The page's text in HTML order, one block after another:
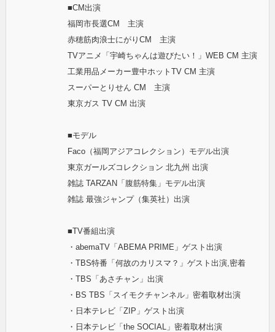
■CM出演
福岡市長選CM 主演
赤穂筋肉浪士にがりCM 主演
TVアニメ「宇崎ちゃんは遊びたい！」WEB CM 主演
工業用品メーカー豊中ホットTV CM 主演
スーパーとりせん CM 主演
東京ガス TV CM 出演
■モデル
Faco（福岡アジアコレクション）モデル出演
東京ガールズコレクション 北九州 出演
雑誌 TARZAN「腹筋特集」モデル出演
雑誌 最強ジャンプ（集英社）出演
■TV番組出演
・abemaTV「ABEMA PRIME」ゲスト出演
・TBS特番「何故のカリスマ？」ゲスト出演,密着
・TBS「あさチャン」出演
・BS TBS「スイモクチャンネル」密着取材出演
・日本テレビ「ZIP」ゲスト出演
・日本テレビ「the SOCIAL」密着取材出演